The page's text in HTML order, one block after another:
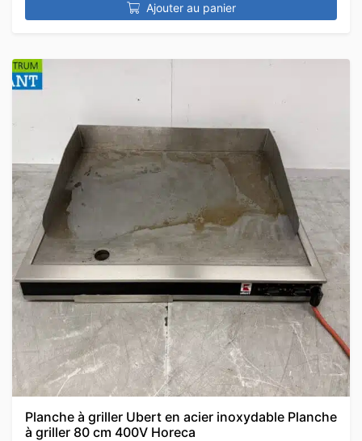
Ajouter au panier
Planche à griller Ubert en acier inoxydable Planche
à griller 80 cm 400V Horeca